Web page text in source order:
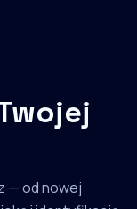
— od nowej